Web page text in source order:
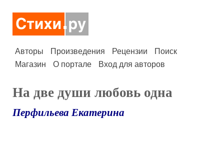
Авторы Произведения Рецензии
Поиск
Магазин
О портале Вход для авторов
На две души любовь одна
Перфильева Екатерина